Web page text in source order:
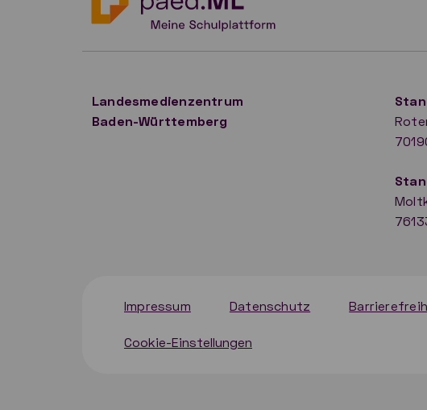
Landesmedienzentrum
Baden-Württemberg
Impressum Datenschutz
Cookie-Einstellungen